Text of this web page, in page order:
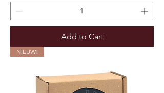
Add to Cart
NIEUW!